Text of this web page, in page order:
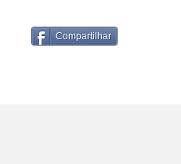
Compartilhar